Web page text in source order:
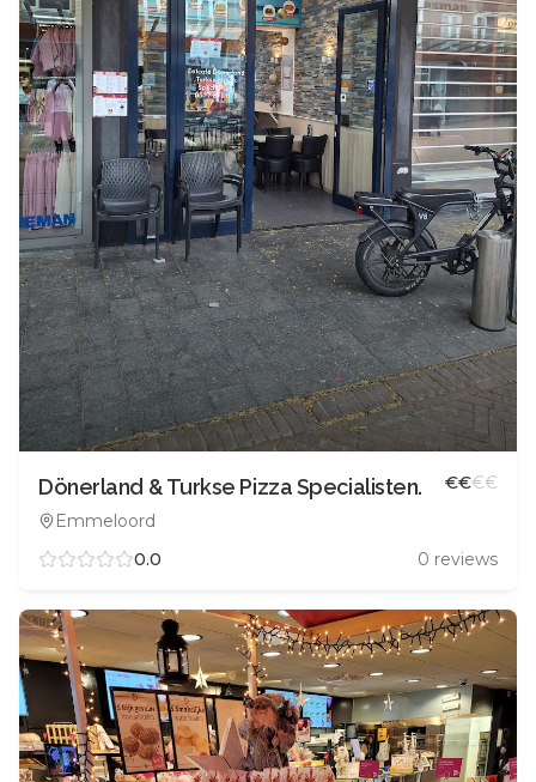
Dönerland & Turkse Pizza Specialisten.
Emmeloord
€€€€
0.0 0 reviews